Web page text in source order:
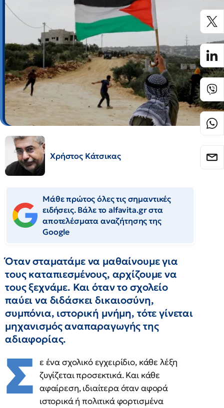
Χρήστος Κάτσικας
Μάθε πρώτος όλες τις σημαντικές
ειδήσεις. Βάλε το alfavita.gr στα
αποτελέσματα αναζήτησης της
Google
Όταν σταματάμε να μαθαίνουμε για
τους καταπιεσμένους, αρχίζουμε να
τους ξεχνάμε. Και όταν το σχολείο
παύει να διδάσκει δικαιοσύνη,
συμπόνια, ιστορική μνήμη, τότε γίνεται
μηχανισμός αναπαραγωγής της
αδιαφορίας.
Σ ε ένα σχολικό εγχειρίδιο, κάθε λέξη
ζυγίζεται προσεκτικά. Και κάθε
αφαίρεση, ιδιαίτερα όταν αφορά
ιστορικά ή πολιτικά φορτισμένα